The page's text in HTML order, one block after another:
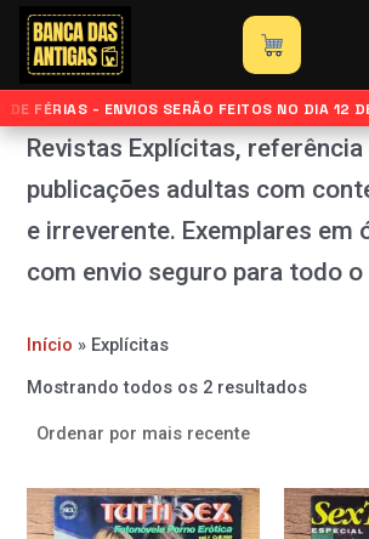
para
conteúdo
DE FÉRIAS - ENVIOS SERÃO FEITOS NO DIA 12
Explícitas
Revistas Explícitas, referência
publicações adultas com
e irreverente. Exemplares em
com envio seguro para todo o
Início » Explícitas
Mostrando todos os 2 resultados